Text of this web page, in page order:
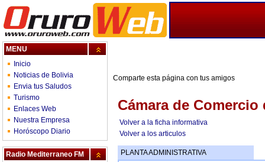
MENU
Inicio
Noticias de Bolivia
Envia tus Saludos
Turismo
Enlaces Web
Nuestra Empresa
Horóscopo Diario
Radio Mediterraneo FM
Comparte esta página con tus amigos
Cámara de Comercio
Volver a la ficha informativa
Volver a los articulos
PLANTA ADMINISTRATIVA